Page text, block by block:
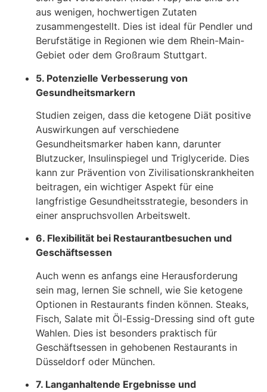
aus wenigen, hochwertigen Zutaten
zusammengestellt. Dies ist ideal für Pendler und
Berufstätige in Regionen wie dem Rhein-Main-
Gebiet oder dem Großraum Stuttgart.
5. Potenzielle Verbesserung von
Gesundheitsmarkern
Studien zeigen, dass die ketogene Diät positive
Auswirkungen auf verschiedene
Gesundheitsmarker haben kann, darunter
Blutzucker, Insulinspiegel und Triglyceride. Dies
kann zur Prävention von Zivilisationskrankheiten
beitragen, ein wichtiger Aspekt für eine
langfristige Gesundheitsstrategie, besonders in
einer anspruchsvollen Arbeitswelt.
6. Flexibilität bei Restaurantbesuchen und
Geschäftsessen
Auch wenn es anfangs eine Herausforderung
sein mag, lernen Sie schnell, wie Sie ketogene
Optionen in Restaurants finden können. Steaks,
Fisch, Salate mit Öl-Essig-Dressing sind oft gute
Wahlen. Dies ist besonders praktisch für
Geschäftsessen in gehobenen Restaurants in
Düsseldorf oder München.
7. Langanhaltende Ergebnisse und